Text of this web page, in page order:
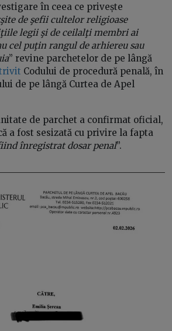
în ceea ce privește
de şefii cultelor religioase
legii şi de ceilalţi membri ai
cel puţin rangul de arhiereu sau
” revine parchetelor de pe lângă
Codului de procedură penală, în
de pe lângă Curtea de Apel
de parchet a confirmat oficial,
a fost sesizată cu privire la fapta
înregistrat dosar penal”.